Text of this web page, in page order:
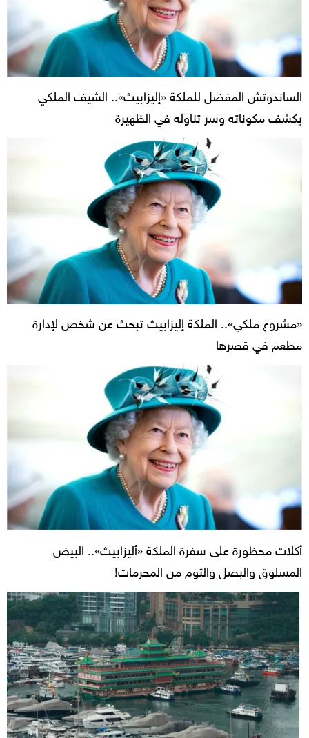
الساندوتش المفضل للملكة «إليزابيث».. الشيف الملكي
يكشف مكوناته وسر تناوله في الظهيرة
«مشروع ملكي».. الملكة إليزابيث تبحث عن شخص لإدارة
مطعم في قصرها
أكلات محظورة على سفرة الملكة «أليزابيث».. البيض
المسلوق والبصل والثوم من المحرمات!